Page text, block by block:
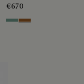
€670
EmeraldTobacco